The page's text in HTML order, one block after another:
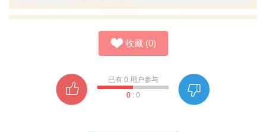
收藏(0)
已有 0 用户参与
0: 0